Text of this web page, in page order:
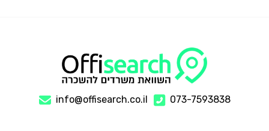
info@offisearch.co.il 073-7593838